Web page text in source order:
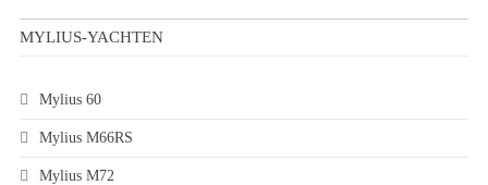
MYLIUS-YACHTEN
Mylius 60
Mylius M66RS
Mylius M72